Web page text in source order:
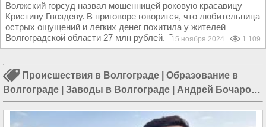
Волжский горсуд назвал мошенницей роковую красавицу
Кристину Гвоздеву. В приговоре говорится, что любительница
острых ощущений и легких денег похитила у жителей
Волгоградской области 27 млн рублей. Она легко...
15 ноября 2024 1 109
Происшествия в Волгограде
Образование в
Волгограде
Заводы в Волгограде Андрей Бочаров|
Пожар в Волгограде